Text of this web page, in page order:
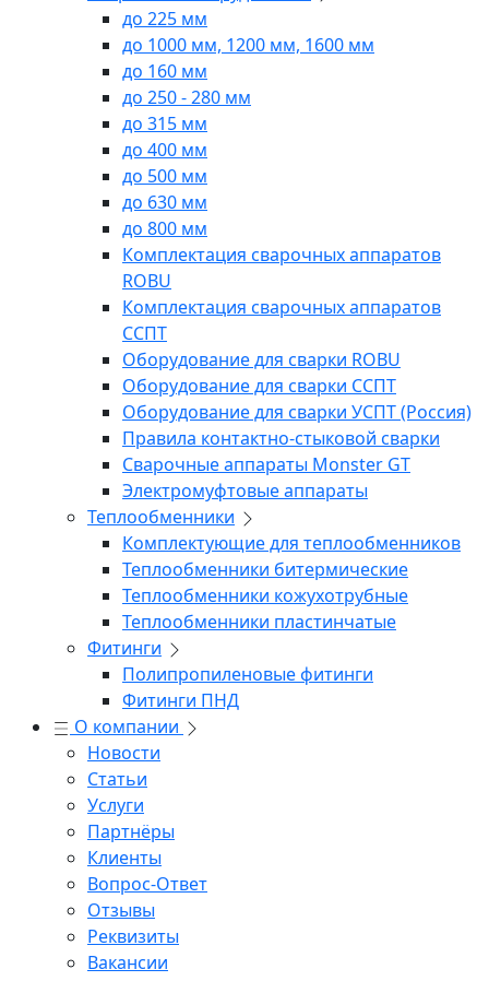
до 225 мм
до 1000 мм, 1200 мм, 1600 мм
до 160 мм
до 250 - 280 мм
до 315 мм
до 400 мм
до 500 мм
до 630 мм
до 800 мм
Комплектация сварочных аппаратов
ROBU
Комплектация сварочных аппаратов
ССПТ
Оборудование для сварки ROBU
Оборудование для сварки ССПТ
Оборудование для сварки УСПТ (Россия)
Правила контактно-стыковой сварки
Сварочные аппараты Monster GT
Электромуфтовые аппараты
Теплообменники
Комплектующие для теплообменников
Теплообменники битермические
Теплообменники кожухотрубные
Теплообменники пластинчатые
Фитинги
Полипропиленовые фитинги
Фитинги ПНД
О компании
Новости
Статьи
Услуги
Партнёры
Клиенты
Вопрос-Ответ
Отзывы
Реквизиты
Вакансии